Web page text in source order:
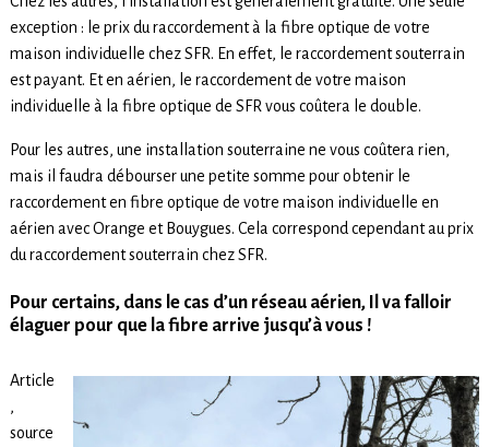
exception : le prix du raccordement à la fibre optique de votre
maison individuelle chez SFR. En effet, le raccordement souterrain
est payant. Et en aérien, le raccordement de votre maison
individuelle à la fibre optique de SFR vous coûtera le double.
Pour les autres, une installation souterraine ne vous coûtera rien,
mais il faudra débourser une petite somme pour obtenir le
raccordement en fibre optique de votre maison individuelle en
aérien avec Orange et Bouygues. Cela correspond cependant au prix
du raccordement souterrain chez SFR.
Pour certains, dans le cas d’un réseau aérien, Il va falloir
élaguer pour que la fibre arrive jusqu’à vous !
Article
,
source